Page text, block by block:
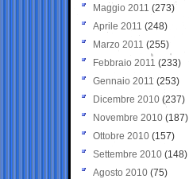
Maggio 2011 (273)
Aprile 2011 (248)
Marzo 2011 (255)
Febbraio 2011 (233)
Gennaio 2011 (253)
Dicembre 2010 (237)
Novembre 2010 (187)
Ottobre 2010 (157)
Settembre 2010 (148)
Agosto 2010 (75)